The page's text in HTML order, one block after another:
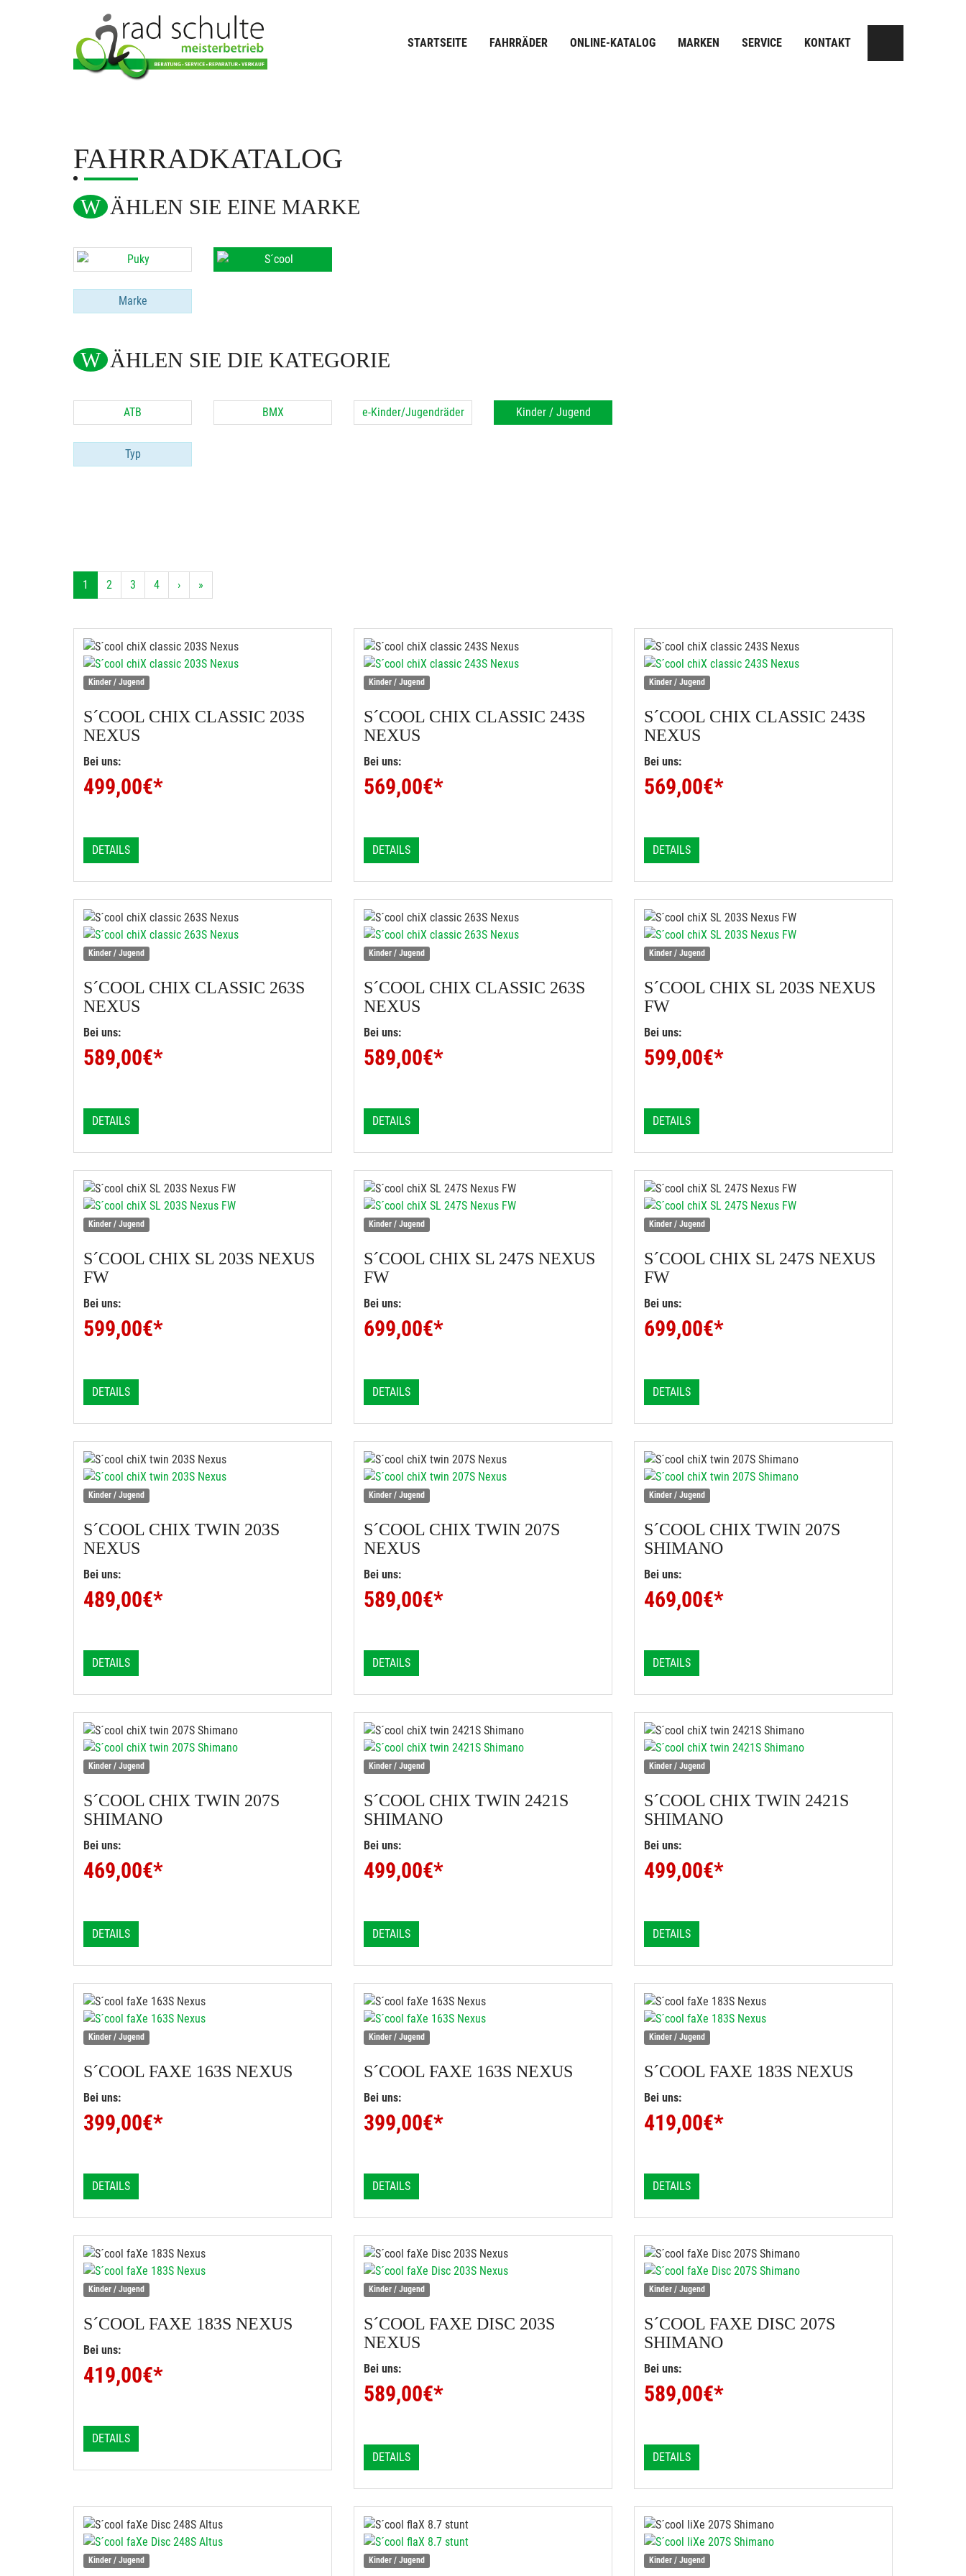
STARTSEITE FAHRRÄDER ONLINE-KATALOG MARKEN SERVICE KONTAKT
FAHRRADKATALOG
WÄHLEN SIE EINE MARKE
Marke
WÄHLEN SIE DIE KATEGORIE
ATB BMX e-Kinder/Jugendräder Kinder / Jugend
Typ
1 2 3 4 › »
Kinder / Jugend
S´COOL CHIX CLASSIC 203S
NEXUS
Bei uns:
499,00€*
DETAILS
Kinder / Jugend
S´COOL CHIX CLASSIC 243S
NEXUS
Bei uns:
569,00€*
DETAILS
Kinder / Jugend
S´COOL CHIX CLASSIC 243S
NEXUS
Bei uns:
569,00€*
DETAILS
Kinder / Jugend
S´COOL CHIX CLASSIC 263S
NEXUS
Bei uns:
589,00€*
DETAILS
Kinder / Jugend
S´COOL CHIX CLASSIC 263S
NEXUS
Bei uns:
589,00€*
DETAILS
Kinder / Jugend
S´COOL CHIX SL 203S NEXUS
FW
Bei uns:
599,00€*
DETAILS
Kinder / Jugend
S´COOL CHIX SL 203S NEXUS
FW
Bei uns:
599,00€*
DETAILS
Kinder / Jugend
S´COOL CHIX SL 247S NEXUS
FW
Bei uns:
699,00€*
DETAILS
Kinder / Jugend
S´COOL CHIX SL 247S NEXUS
FW
Bei uns:
699,00€*
DETAILS
Kinder / Jugend
S´COOL CHIX TWIN 203S
NEXUS
Bei uns:
489,00€*
DETAILS
Kinder / Jugend
S´COOL CHIX TWIN 207S
NEXUS
Bei uns:
589,00€*
DETAILS
Kinder / Jugend
S´COOL CHIX TWIN 207S
SHIMANO
Bei uns:
469,00€*
DETAILS
Kinder / Jugend
S´COOL CHIX TWIN 207S
SHIMANO
Bei uns:
469,00€*
DETAILS
Kinder / Jugend
S´COOL CHIX TWIN 2421S
SHIMANO
Bei uns:
499,00€*
DETAILS
Kinder / Jugend
S´COOL CHIX TWIN 2421S
SHIMANO
Bei uns:
499,00€*
DETAILS
Kinder / Jugend
S´COOL FAXE 163S NEXUS
Bei uns:
399,00€*
DETAILS
Kinder / Jugend
S´COOL FAXE 163S NEXUS
Bei uns:
399,00€*
DETAILS
Kinder / Jugend
S´COOL FAXE 183S NEXUS
Bei uns:
419,00€*
DETAILS
Kinder / Jugend
S´COOL FAXE 183S NEXUS
Bei uns:
419,00€*
DETAILS
Kinder / Jugend
S´COOL FAXE DISC 203S
NEXUS
Bei uns:
589,00€*
DETAILS
Kinder / Jugend
S´COOL FAXE DISC 207S
SHIMANO
Bei uns:
589,00€*
DETAILS
Kinder / Jugend Kinder / Jugend Kinder / Jugend